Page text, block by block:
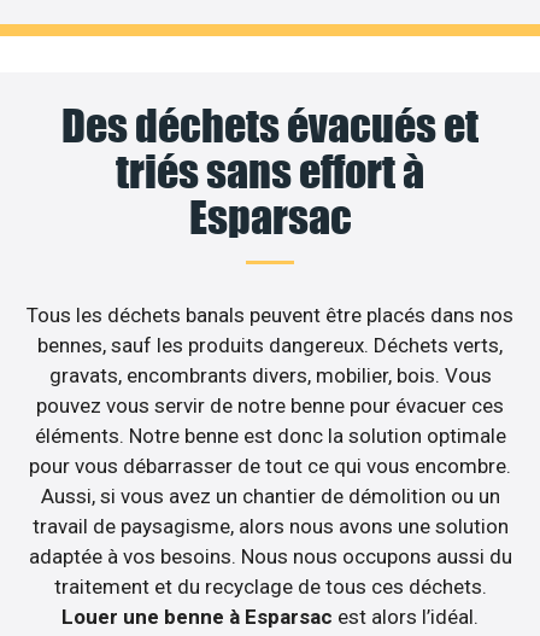
Des déchets évacués et
triés sans effort à
Esparsac
Tous les déchets banals peuvent être placés dans nos
bennes, sauf les produits dangereux. Déchets verts,
gravats, encombrants divers, mobilier, bois. Vous
pouvez vous servir de notre benne pour évacuer ces
éléments. Notre benne est donc la solution optimale
pour vous débarrasser de tout ce qui vous encombre.
Aussi, si vous avez un chantier de démolition ou un
travail de paysagisme, alors nous avons une solution
adaptée à vos besoins. Nous nous occupons aussi du
traitement et du recyclage de tous ces déchets.
Louer une benne à Esparsac est alors l’idéal.